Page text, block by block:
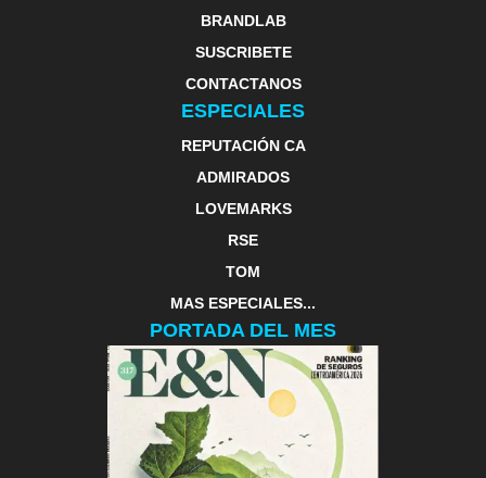
BRANDLAB
SUSCRIBETE
CONTACTANOS
ESPECIALES
REPUTACIÓN CA
ADMIRADOS
LOVEMARKS
RSE
TOM
MAS ESPECIALES...
PORTADA DEL MES